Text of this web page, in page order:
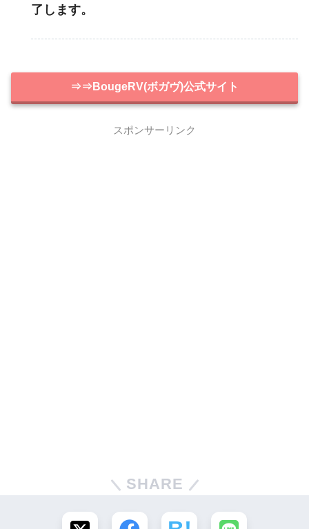
了します。
⇒⇒BougeRV(ボガヴ)公式サイト
スポンサーリンク
SHARE